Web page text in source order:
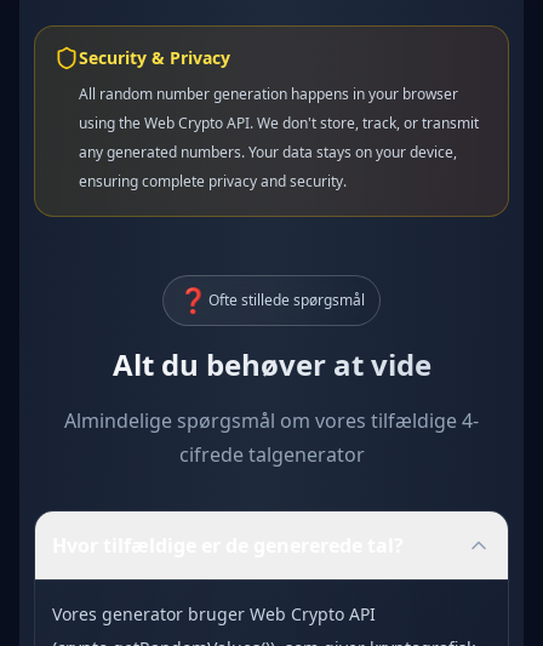
Security & Privacy
All random number generation happens in your browser
using the Web Crypto API. We don't store, track, or transmit
any generated numbers. Your data stays on your device,
ensuring complete privacy and security.
❓ Ofte stillede spørgsmål
Alt du behøver at vide
Almindelige spørgsmål om vores tilfældige 4-
cifrede talgenerator
Vores generator bruger Web Crypto API